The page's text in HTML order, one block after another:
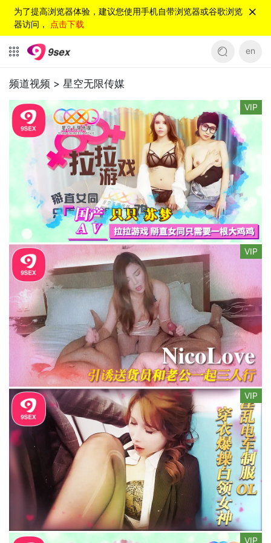
为了提高浏览器体验，建议您使用手机自带浏览器或谷歌浏览
器访问， 点击下载
en
频道视频 > 星空无限传媒
VIP
VIP
VIP
VIP